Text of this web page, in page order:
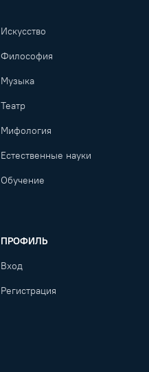
Искусство
Философия
Музыка
Театр
Мифология
Естественные науки
Обучение
ПРОФИЛЬ
Вход
Регистрация